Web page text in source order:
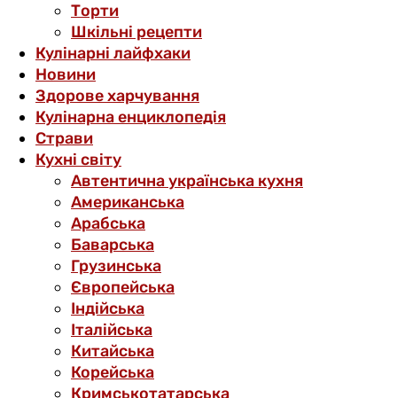
Торти
Шкільні рецепти
Кулінарні лайфхаки
Новини
Здорове харчування
Кулінарна енциклопедія
Страви
Кухні світу
Автентична українська кухня
Американська
Арабська
Баварська
Грузинська
Європейська
Індійська
Італійська
Китайська
Корейська
Кримськотатарська